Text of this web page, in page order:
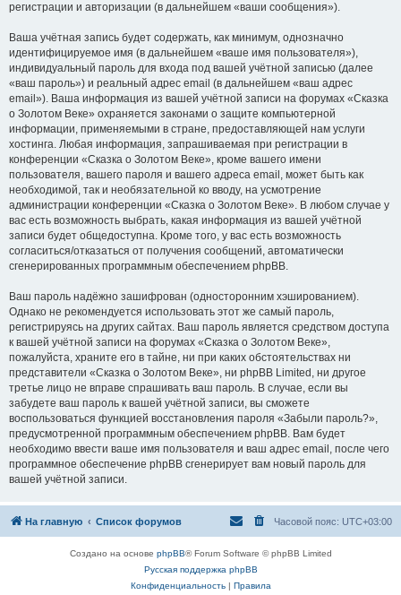
регистрации и авторизации (в дальнейшем «ваши сообщения»).
Ваша учётная запись будет содержать, как минимум, однозначно
идентифицируемое имя (в дальнейшем «ваше имя пользователя»),
индивидуальный пароль для входа под вашей учётной записью (далее
«ваш пароль») и реальный адрес email (в дальнейшем «ваш адрес
email»). Ваша информация из вашей учётной записи на форумах «Сказка
о Золотом Веке» охраняется законами о защите компьютерной
информации, применяемыми в стране, предоставляющей нам услуги
хостинга. Любая информация, запрашиваемая при регистрации в
конференции «Сказка о Золотом Веке», кроме вашего имени
пользователя, вашего пароля и вашего адреса email, может быть как
необходимой, так и необязательной ко вводу, на усмотрение
администрации конференции «Сказка о Золотом Веке». В любом случае у
вас есть возможность выбрать, какая информация из вашей учётной
записи будет общедоступна. Кроме того, у вас есть возможность
согласиться/отказаться от получения сообщений, автоматически
сгенерированных программным обеспечением phpBB.
Ваш пароль надёжно зашифрован (односторонним хэшированием).
Однако не рекомендуется использовать этот же самый пароль,
регистрируясь на других сайтах. Ваш пароль является средством доступа
к вашей учётной записи на форумах «Сказка о Золотом Веке»,
пожалуйста, храните его в тайне, ни при каких обстоятельствах ни
представители «Сказка о Золотом Веке», ни phpBB Limited, ни другое
третье лицо не вправе спрашивать ваш пароль. В случае, если вы
забудете ваш пароль к вашей учётной записи, вы сможете
воспользоваться функцией восстановления пароля «Забыли пароль?»,
предусмотренной программным обеспечением phpBB. Вам будет
необходимо ввести ваше имя пользователя и ваш адрес email, после чего
программное обеспечение phpBB сгенерирует вам новый пароль для
вашей учётной записи.
На главную Список форумов Часовой пояс: UTC+03:00
Создано на основе phpBB® Forum Software © phpBB Limited
Русская поддержка phpBB
Конфиденциальность| Правила